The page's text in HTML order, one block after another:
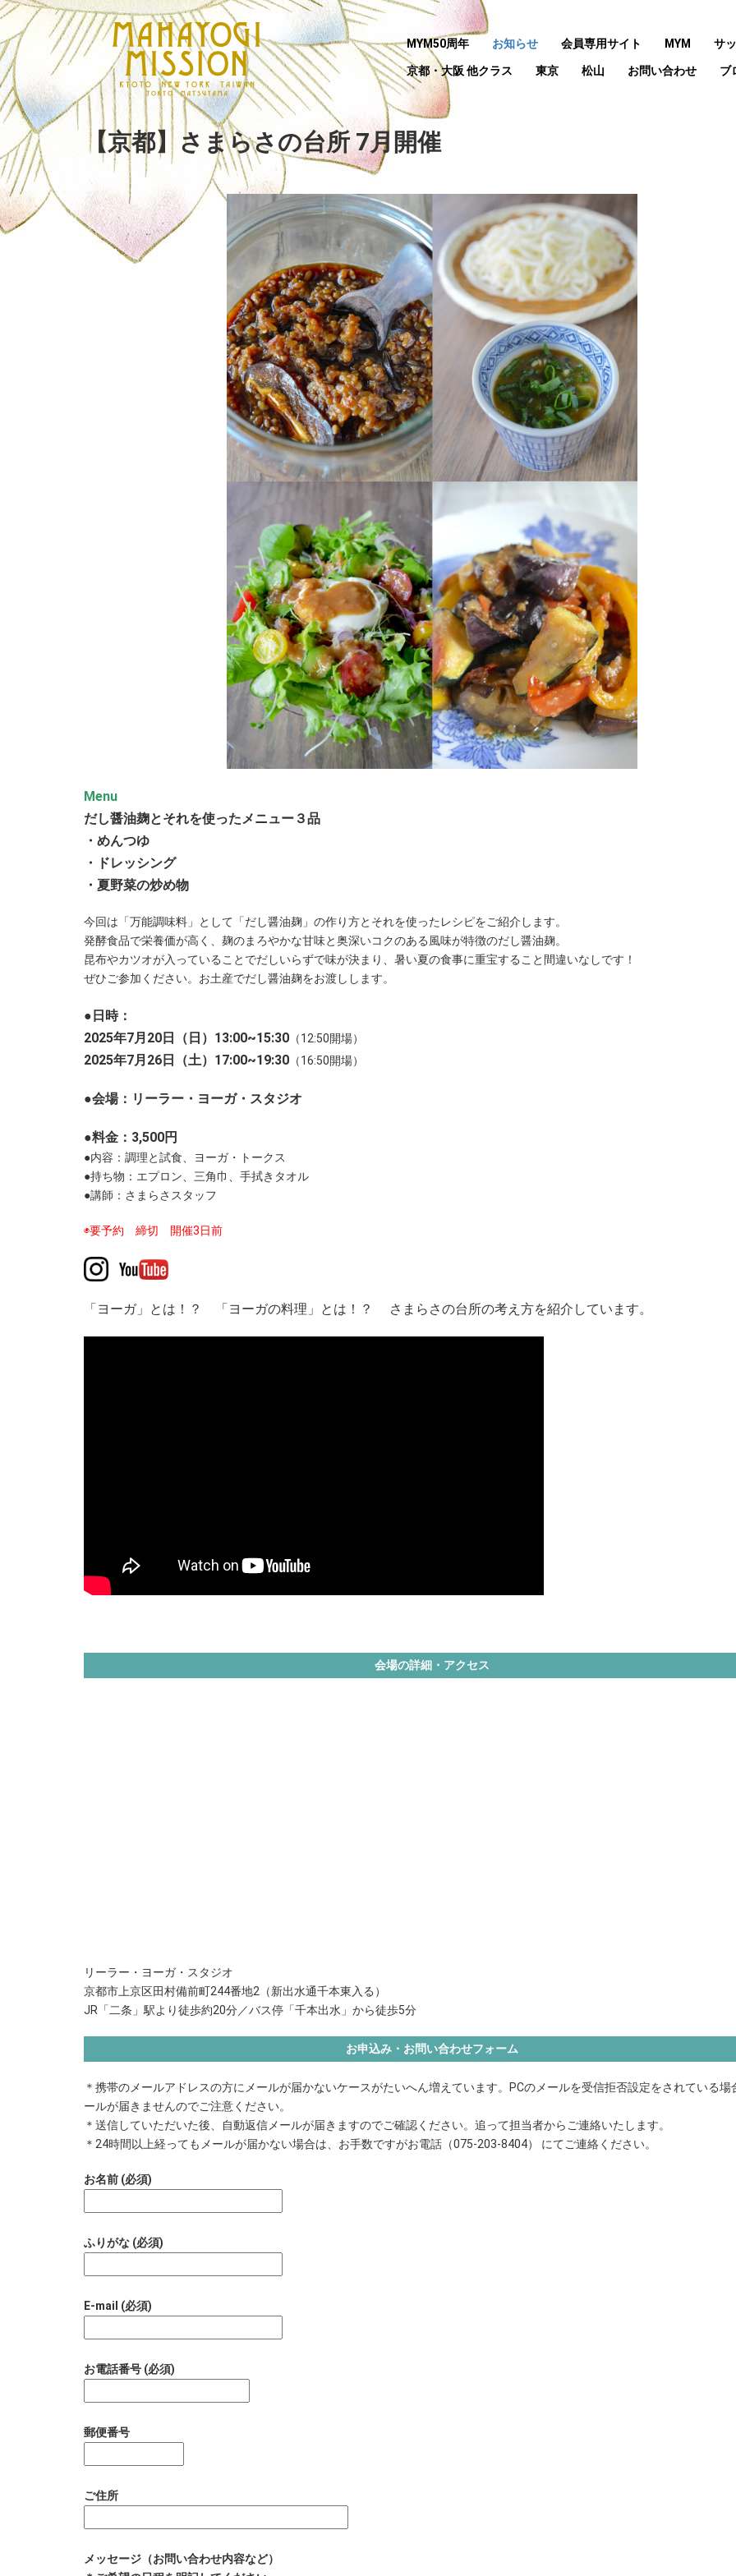
MYM50周年 お知らせ 会員専用サイト MYM サ
京都・大阪 他クラス 東京 松山 お問い合わせ ブ
【京都】さまらさの台所 7月開催
Menu
だし醤油麹とそれを使ったメニュー３品
・めんつゆ
・ドレッシング
・夏野菜の炒め物
今回は「万能調味料」として「だし醤油麹」の作り方とそれを使ったレシピをご紹介します。
発酵食品で栄養価が高く、麹のまろやかな甘味と奥深いコクのある風味が特徴のだし醤油麹。
昆布やカツオが入っていることでだしいらずで味が決まり、暑い夏の食事に重宝すること間違いなしです！
ぜひご参加ください。お土産でだし醤油麹をお渡しします。
●日時：
2025年7月20日（日）13:00~15:30 （12:50開場）
2025年7月26日（土）17:00~19:30 （16:50開場）
●会場：リーラー・ヨーガ・スタジオ
●料金：3,500円
●内容：調理と試食、ヨーガ・トークス
●持ち物：エプロン、三角巾、手拭きタオル
●講師：さまらさスタッフ
◉要予約 締切 開催3日前
「ヨーガ」とは！？ 「ヨーガの料理」とは！？ さまらさの台所の考え方を紹介しています。
会場の詳細・アクセス
リーラー・ヨーガ・スタジオ
京都市上京区田村備前町244番地2（新出水通千本東入る）
JR「二条」駅より徒歩約20分／バス停「千本出水」から徒歩5分
お申込み・お問い合わせフォーム
＊携帯のメールアドレスの方にメールが届かないケースがたいへん増えています。PCのメールを受信拒否設定をされている場
ールが届きませんのでご注意ください。
＊送信していただいた後、自動返信メールが届きますのでご確認ください。追って担当者からご連絡いたします。
＊24時間以上経ってもメールが届かない場合は、お手数ですがお電話（075-203-8404） にてご連絡ください。
お名前 (必須)
ふりがな (必須)
E-mail (必須)
お電話番号 (必須)
郵便番号
ご住所
メッセージ（お問い合わせ内容など）